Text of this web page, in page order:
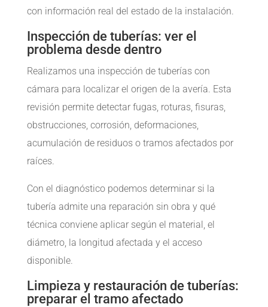
con información real del estado de la instalación.
Inspección de tuberías: ver el
problema desde dentro
Realizamos una inspección de tuberías con
cámara para localizar el origen de la avería. Esta
revisión permite detectar fugas, roturas, fisuras,
obstrucciones, corrosión, deformaciones,
acumulación de residuos o tramos afectados por
raíces.
Con el diagnóstico podemos determinar si la
tubería admite una reparación sin obra y qué
técnica conviene aplicar según el material, el
diámetro, la longitud afectada y el acceso
disponible.
Limpieza y restauración de tuberías:
preparar el tramo afectado